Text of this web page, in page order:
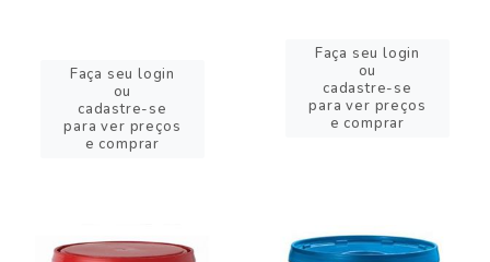
Faça seu login
ou
cadastre-se
para ver preços
e comprar
Faça seu login
ou
cadastre-se
para ver preços
e comprar